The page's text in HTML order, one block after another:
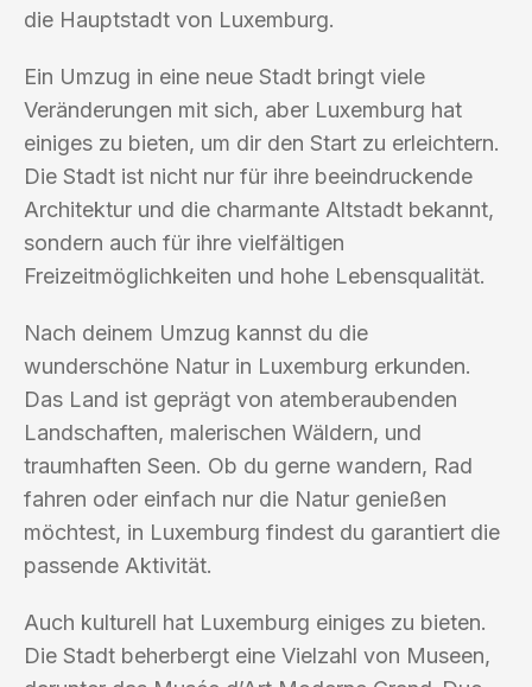
die Hauptstadt von Luxemburg.
Ein Umzug in eine neue Stadt bringt viele
Veränderungen mit sich, aber Luxemburg hat
einiges zu bieten, um dir den Start zu erleichtern.
Die Stadt ist nicht nur für ihre beeindruckende
Architektur und die charmante Altstadt bekannt,
sondern auch für ihre vielfältigen
Freizeitmöglichkeiten und hohe Lebensqualität.
Nach deinem Umzug kannst du die
wunderschöne Natur in Luxemburg erkunden.
Das Land ist geprägt von atemberaubenden
Landschaften, malerischen Wäldern, und
traumhaften Seen. Ob du gerne wandern, Rad
fahren oder einfach nur die Natur genießen
möchtest, in Luxemburg findest du garantiert die
passende Aktivität.
Auch kulturell hat Luxemburg einiges zu bieten.
Die Stadt beherbergt eine Vielzahl von Museen,